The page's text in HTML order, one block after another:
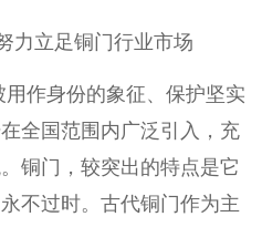
力立足铜门行业市场
作身份的象征、保护坚实
全国范围内广泛引入，充
铜门，较突出的特点是它
不过时。古代铜门作为主